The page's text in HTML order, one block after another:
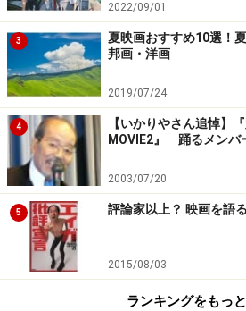
2022/09/01
3
夏映画おすすめ10選！
邦画・洋画
2019/07/24
4
【いかりやさん追悼】
MOVIE2』 踊るメンバ
2003/07/20
5 評論家以上？ 映画を語
2015/08/03
ランキングをもっ